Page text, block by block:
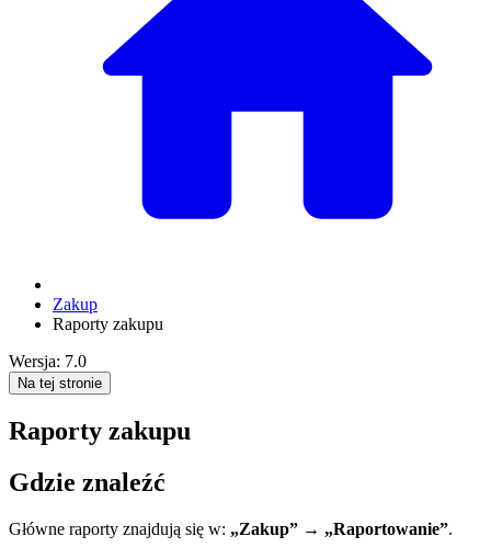
Zakup
Raporty zakupu
Wersja: 7.0
Na tej stronie
Raporty zakupu
Gdzie znaleźć
Główne raporty znajdują się w: „Zakup” → „Raportowanie”.